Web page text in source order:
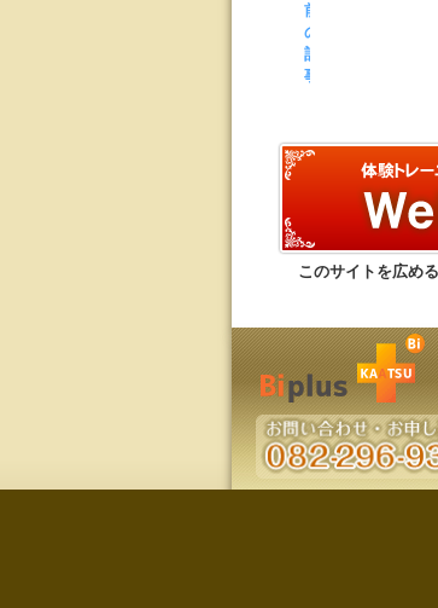
前
の
記
事
このサイトを広める